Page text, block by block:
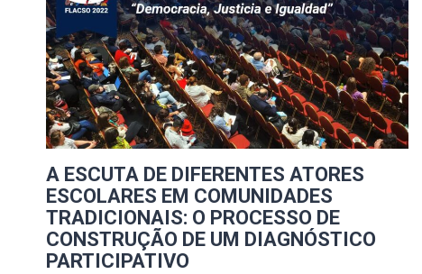
A ESCUTA DE DIFERENTES ATORES
ESCOLARES EM COMUNIDADES
TRADICIONAIS: O PROCESSO DE
CONSTRUÇÃO DE UM DIAGNÓSTICO
PARTICIPATIVO